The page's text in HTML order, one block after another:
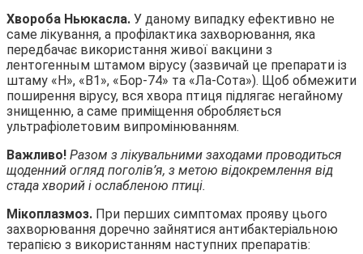
Хвороба Ньюкасла. У даному випадку ефективно не
саме лікування, а профілактика захворювання, яка
передбачає використання живої вакцини з
лентогенным штамом вірусу (зазвичай це препарати із
штаму «Н», «В1», «Бор-74» та «Ла-Сота»). Щоб обмежити
поширення вірусу, вся хвора птиця підлягає негайному
знищенню, а саме приміщення обробляється
ультрафіолетовим випромінюванням.
Важливо! Разом з лікувальними заходами проводиться
щоденний огляд поголів’я, з метою відокремлення від
стада хворий і ослабленою птиці.
Мікоплазмоз. При перших симптомах прояву цього
захворювання доречно зайнятися антибактеріальною
терапією з використанням наступних препаратів: